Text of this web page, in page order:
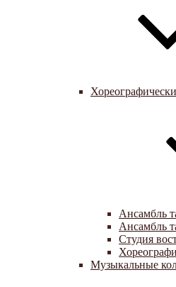
Ансамбль
Ансамбль
Студия
Музыкальные